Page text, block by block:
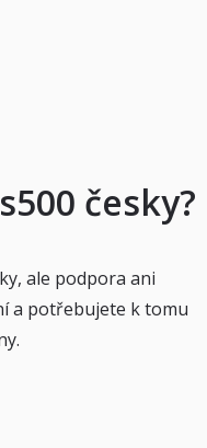
česky?
ale podpora ani
a potřebujete k tomu